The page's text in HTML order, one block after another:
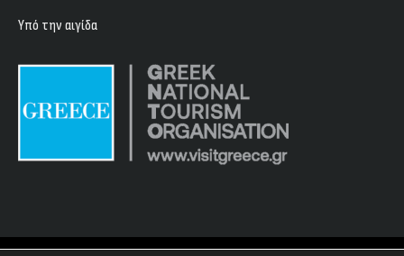
Υπό την αιγίδα